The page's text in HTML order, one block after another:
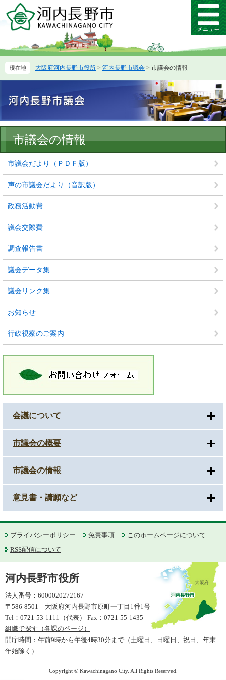
ー
先
す。
ニ
を
し
へ
メ
ニ
ー
大阪府河内長野市役所 > 河内長野市議会 > 市議会の情報
文
市議会の情報
市議会だより（ＰＤＦ版）
声の市議会だより（音訳版）
政務活動費
議会交際費
調査報告書
議会データ集
議会リンク集
お知らせ
行政視察のご案内
会議について
市議会の概要
市議会の情報
意見書・請願など
プライバシーポリシー 免責事項
このホームページについて
RSS配信について
河内長野市役所
法人番号：6000020272167
〒586-8501 大阪府河内長野市原町一丁目1番1号
Tel：0721-53-1111（代表） Fax：0721-55-1435
組織で探す（各課のページ）
開庁時間：午前9時から午後4時30分まで（土曜日、日曜日、祝日、年末
年始除く）
Copyright © Kawachinagano City. All Rights Reserved.